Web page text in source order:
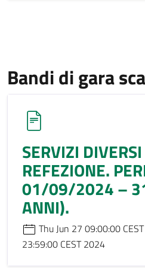
Bandi di gara
SERVIZI
REFEZIONE.
01/09/2024 –
ANNI).
Thu Jun 27 09:00:00
23:59:00 CEST 2024